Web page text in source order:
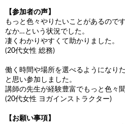
【参加者の声】
もっと色々やりたいことがあるので
なか…という状況でした。
凄くわかりやすくて助かりました。
(20代女性 総務)
働く時間や場所を選べるようになり
と思い参加しました。
講師の先生が経験豊富でもっと色々
(20代女性 ヨガインストラクター)
【お願い事項】